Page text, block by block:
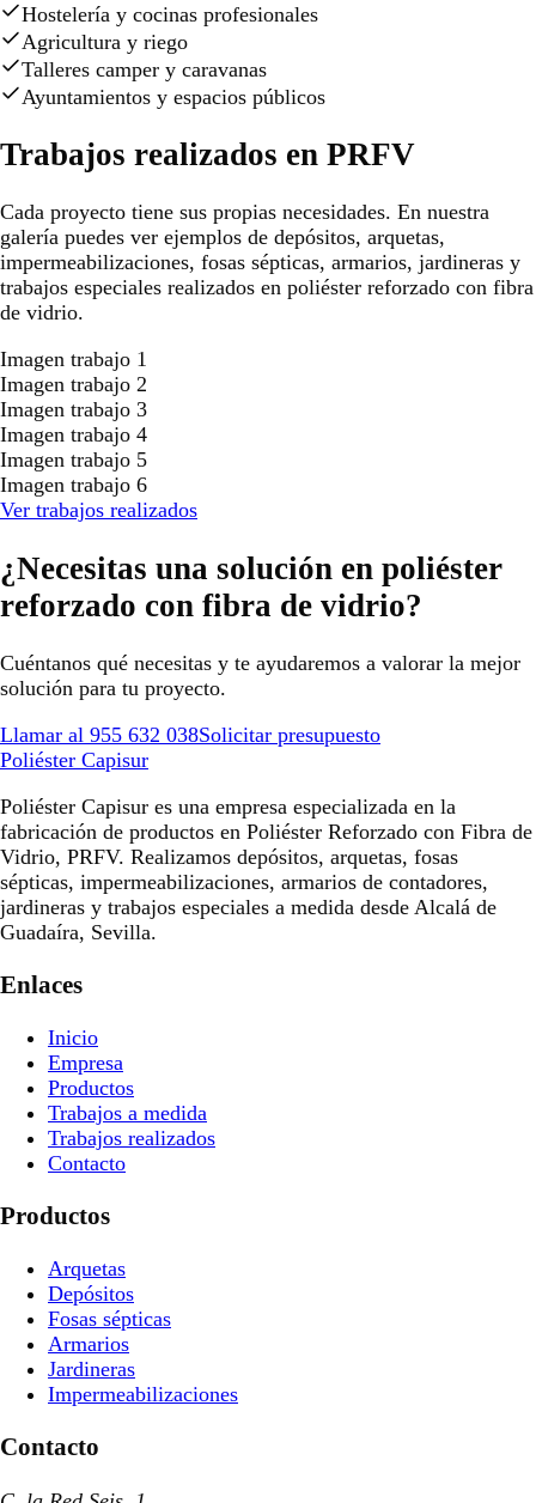
Hostelería y cocinas profesionales
Agricultura y riego
Talleres camper y caravanas
Ayuntamientos y espacios públicos
Trabajos realizados en PRFV
Cada proyecto tiene sus propias necesidades. En nuestra
galería puedes ver ejemplos de depósitos, arquetas,
impermeabilizaciones, fosas sépticas, armarios, jardineras y
trabajos especiales realizados en poliéster reforzado con fibra
de vidrio.
Imagen trabajo 1
Imagen trabajo 2
Imagen trabajo 3
Imagen trabajo 4
Imagen trabajo 5
Imagen trabajo 6
Ver trabajos realizados
¿Necesitas una solución en poliéster
reforzado con fibra de vidrio?
Cuéntanos qué necesitas y te ayudaremos a valorar la mejor
solución para tu proyecto.
Llamar al 955 632 038Solicitar presupuesto
Poliéster Capisur
Poliéster Capisur es una empresa especializada en la
fabricación de productos en Poliéster Reforzado con Fibra de
Vidrio, PRFV. Realizamos depósitos, arquetas, fosas
sépticas, impermeabilizaciones, armarios de contadores,
jardineras y trabajos especiales a medida desde Alcalá de
Guadaíra, Sevilla.
Enlaces
Inicio
Empresa
Productos
Trabajos a medida
Trabajos realizados
Contacto
Productos
Arquetas
Depósitos
Fosas sépticas
Armarios
Jardineras
Impermeabilizaciones
Contacto